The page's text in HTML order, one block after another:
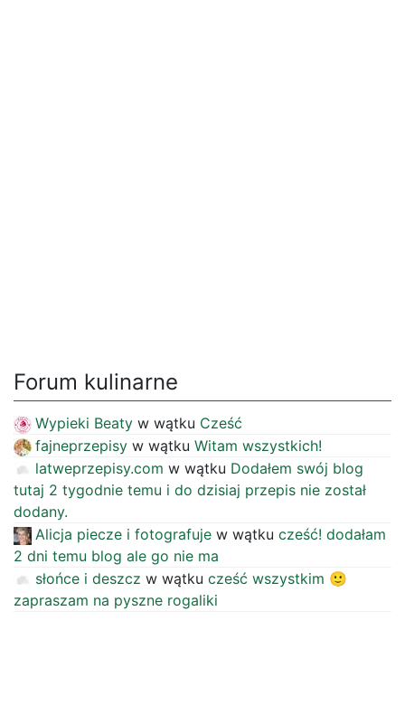
Forum kulinarne
Wypieki Beaty w wątku Cześć
fajneprzepisy w wątku Witam wszystkich!
latweprzepisy.com w wątku Dodałem swój blog
tutaj 2 tygodnie temu i do dzisiaj przepis nie został
dodany.
Alicja piecze i fotografuje w wątku cześć! dodałam
2 dni temu blog ale go nie ma
słońce i deszcz w wątku cześć wszystkim 🙂
zapraszam na pyszne rogaliki